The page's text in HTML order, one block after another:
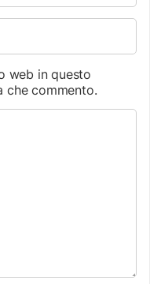
web in questo
che commento.